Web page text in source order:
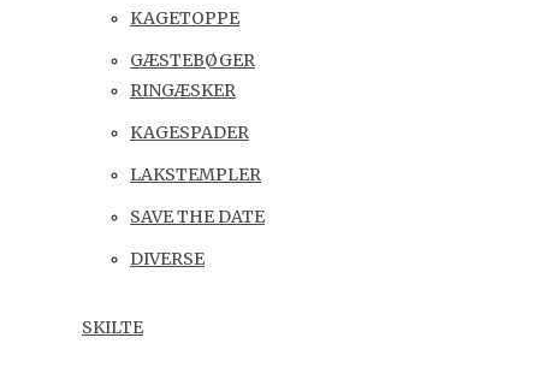
KAGETOPPE
GÆSTEBØGER
RINGÆSKER
KAGESPADER
LAKSTEMPLER
SAVE THE DATE
DIVERSE
SKILTE